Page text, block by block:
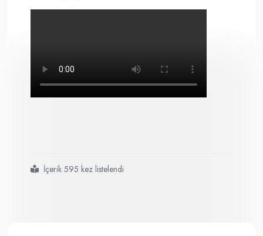
#pamas s40 taşınabilir partikül sayısı ölçüm sistemi
#hidrolik ve yağlama yağı gibi yağ bazlı sıvılar için taşınabilir bir
İçerik 595 kez listelendi